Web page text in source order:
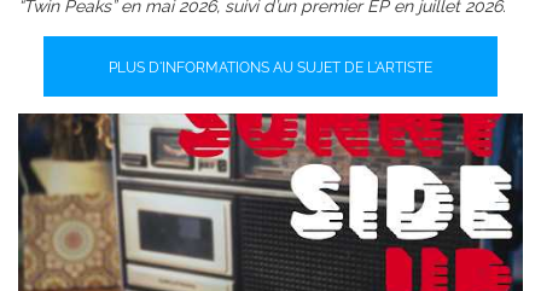
“Twin Peaks” en mai 2026, suivi d’un premier EP en juillet 2026.
PLUS D'INFORMATIONS AU SUJET DE L'ARTISTE